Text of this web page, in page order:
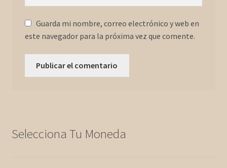
Guarda mi nombre, correo electrónico y web en
este navegador para la próxima vez que comente.
Selecciona Tu Moneda